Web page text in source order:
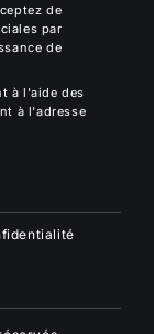
de
par
de
à l'aide des
à l'adresse